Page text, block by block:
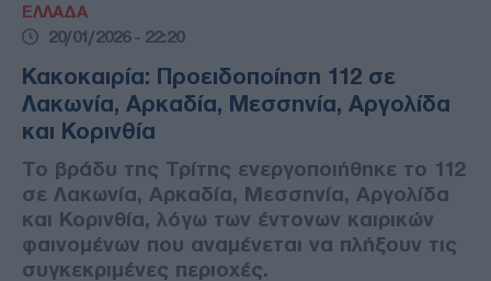
ΕΛΛΑΔΑ
20/01/2026 - 22:20
Κακοκαιρία: Προειδοποίηση 112 σε
Λακωνία, Αρκαδία, Μεσσηνία, Αργολίδα
και Κορινθία
Το βράδυ της Τρίτης ενεργοποιήθηκε το 112
σε Λακωνία, Αρκαδία, Μεσσηνία, Αργολίδα
και Κορινθία, λόγω των έντονων καιρικών
φαινομένων που αναμένεται να πλήξουν τις
συγκεκριμένες περιοχές.